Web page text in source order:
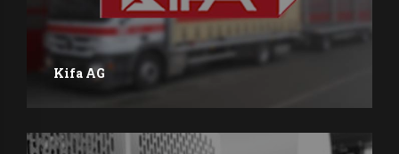
Kifa AG